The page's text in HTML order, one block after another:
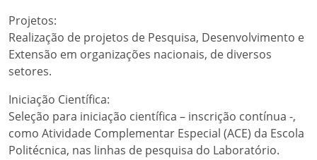
Projetos:
Realização de projetos de Pesquisa, Desenvolvimento e
Extensão em organizações nacionais, de diversos
setores.
Iniciação Científica:
Seleção para iniciação científica – inscrição contínua -,
como Atividade Complementar Especial (ACE) da Escola
Politécnica, nas linhas de pesquisa do Laboratório.